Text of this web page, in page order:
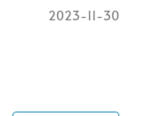
2023-11-30